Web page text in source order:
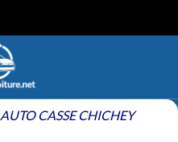
AUTO CASSE CHICHEY